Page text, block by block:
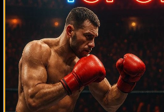
Родригес Оливера Осси Окасио Су
Сарабия
Эстебан де Хесус Том Пратер
Эпифани Пипи Лео Нолан Дамиан Фуллер
Майкл Симувелу Евгений Егембердиев
Торрекампо Каталино Бесерра Скотт
Дарч Майк Уилсон Андре Муниз Тони
Эсекьель Мадерна Чонлатарн Пирияпиньо
ГоловкинДжеймс
Шеннон Росс
Микки Уорд Денис Баландин